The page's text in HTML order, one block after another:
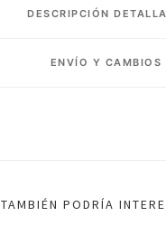
DESCRIPCIÓN
ENVÍO Y CAMBIOS
TAMBIÉN PODRÍA